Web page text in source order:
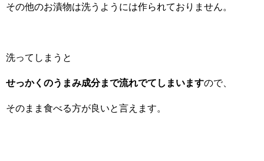
その他のお漬物は洗うようには作られておりません。
洗ってしまうと
せっかくのうまみ成分まで流れでてしまいますので、
そのまま食べる方が良いと言えます。